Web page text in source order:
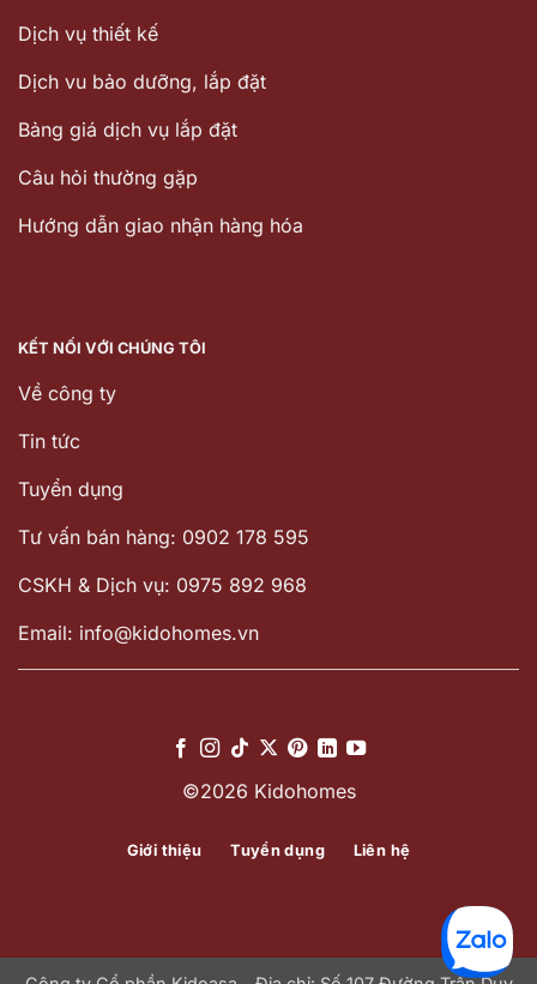
Dịch vụ thiết kế
Dịch vu bảo dưỡng, lắp đặt
Bảng giá dịch vụ lắp đặt
Câu hỏi thường gặp
Hướng dẫn giao nhận hàng hóa
KẾT NỐI VỚI CHÚNG TÔI
Về công ty
Tin tức
Tuyển dụng
Tư vấn bán hàng: 0902 178 595
CSKH & Dịch vụ: 0975 892 968
Email: info@kidohomes.vn
©2026 Kidohomes
Giới thiệu Tuyển dụng Liên hệ